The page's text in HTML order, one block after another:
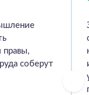
правы,
соберут